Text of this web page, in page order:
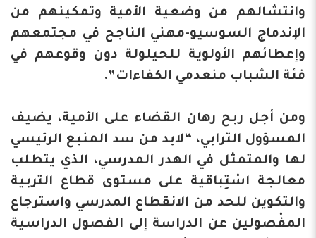
وانتشالهم من وضعية الأمية وتمكينهم من
الإندماج السوسيو-مهني الناجح في مجتمعهم
وإعطائهم الأولوية للحيلولة دون وقوعهم في
فئة الشباب منعدمي الكفاءات”.
ومن أجل ربح رهان القضاء على الأمية، يضيف
المسؤول الترابي، “لابد من سد المنبع الرئيسي
لها والمتمثل في الهدر المدرسي، الذي يتطلب
معالجة اسْتِباقية على مستوى قطاع التربية
والتكوين للحد من الانقطاع المدرسي واسترجاع
المفْصولين عن الدراسة إلى الفصول الدراسية